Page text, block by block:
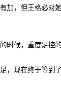
加，但王格必对
，重度足控的
，现在终于等到